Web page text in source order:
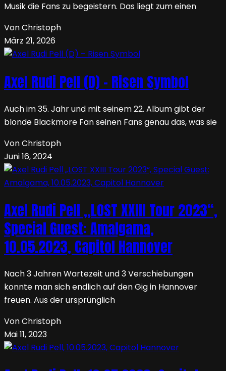
Musik die Fans zu begeistern. Das liegt zum einen
Von Christoph
März 21, 2026
Axel Rudi Pell (D) – Risen Symbol
Auch im 35. Jahr und mit seinem 22. Album gibt der
blonde Blackmore Fan seinen Fans genau das, was sie
Von Christoph
Juni 16, 2024
Axel Rudi Pell „LOST XXIII Tour 2023“,
Special Guest: Amalgama,
10.05.2023, Capitol Hannover
Nach 3 Jahren Wartezeit und 3 Verschiebungen
konnte man sich endlich auf den Gig in Hannover
freuen. Aus der ursprünglich
Von Christoph
Mai 11, 2023